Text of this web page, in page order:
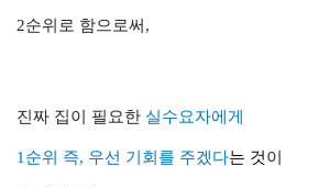
2순위로 함으로써,
진짜 집이 필요한 실수요자에게
1순위 즉, 우선 기회를 주겠다는 것이